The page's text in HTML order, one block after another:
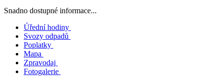
Snadno dostupné informace...
Úřední hodiny
Svozy odpadů
Poplatky
Mapa
Zpravodaj
Fotogalerie